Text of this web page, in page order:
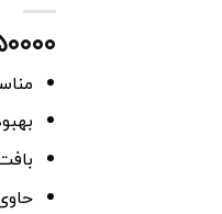
حاوی ۹۲%مخاط